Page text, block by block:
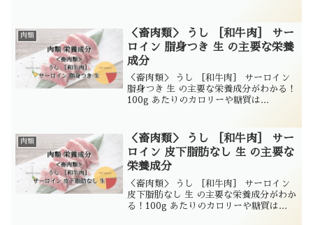
肉類
＜畜肉類＞ うし ［和牛肉］ サー
ロイン 脂身つき 生 の主要な栄養
成分
＜畜肉類＞ うし ［和牛肉］ サーロイン
脂身つき 生 の主要な栄養成分がわかる！
100g あたりのカロリーや糖質は...
肉類
＜畜肉類＞ うし ［和牛肉］ サー
ロイン 皮下脂肪なし 生 の主要な
栄養成分
＜畜肉類＞ うし ［和牛肉］ サーロイン
皮下脂肪なし 生 の主要な栄養成分がわか
る！100g あたりのカロリーや糖質は...